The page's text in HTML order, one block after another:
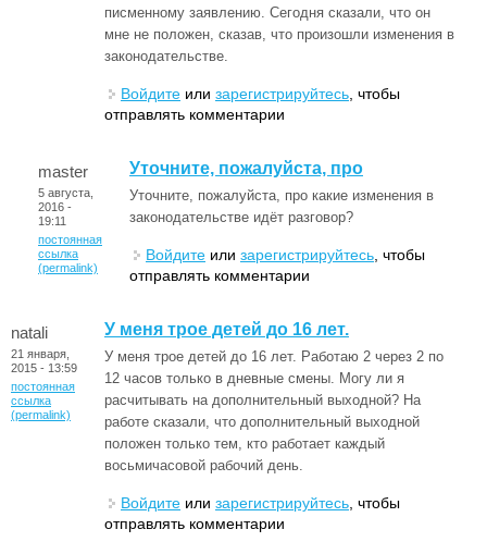
писменному заявлению. Сегодня сказали, что он
мне не положен, сказав, что произошли изменения в
законодательстве.
Войдите или зарегистрируйтесь , чтобы
отправлять комментарии
master
5 августа,
2016 -
19:11
постоянная
ссылка
(permalink)
Уточните, пожалуйста, про
Уточните, пожалуйста, про какие изменения в
законодательстве идёт разговор?
Войдите или зарегистрируйтесь , чтобы
отправлять комментарии
natali
21 января,
2015 - 13:59
постоянная
ссылка
(permalink)
У меня трое детей до 16 лет.
У меня трое детей до 16 лет. Работаю 2 через 2 по
12 часов только в дневные смены. Могу ли я
расчитывать на дополнительный выходной? На
работе сказали, что дополнительный выходной
положен только тем, кто работает каждый
восьмичасовой рабочий день.
Войдите или зарегистрируйтесь , чтобы
отправлять комментарии